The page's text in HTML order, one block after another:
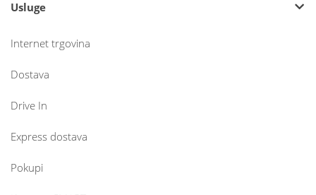
Usluge
Internet trgovina
Dostava
Drive In
Express dostava
Pokupi